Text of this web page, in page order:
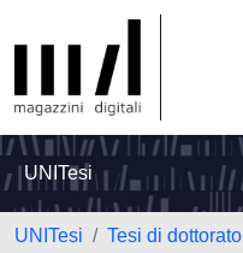
UNITesi
UNITesi
Tesi di dottorato